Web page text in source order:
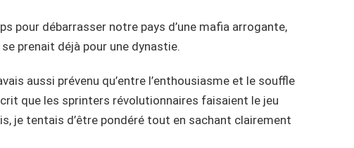
pour débarrasser notre pays d’une mafia arrogante,
prenait déjà pour une dynastie.
aussi prévenu qu’entre l’enthousiasme et le souffle
que les sprinters révolutionnaires faisaient le jeu
je tentais d’être pondéré tout en sachant clairement